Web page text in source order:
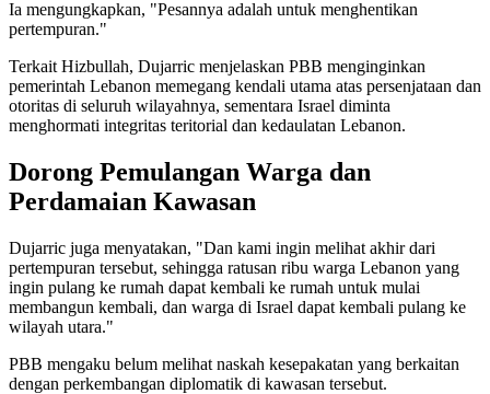
Ia mengungkapkan, "Pesannya adalah untuk menghentikan
pertempuran."
Terkait Hizbullah, Dujarric menjelaskan PBB menginginkan
pemerintah Lebanon memegang kendali utama atas persenjataan dan
otoritas di seluruh wilayahnya, sementara Israel diminta
menghormati integritas teritorial dan kedaulatan Lebanon.
Dorong Pemulangan Warga dan
Perdamaian Kawasan
Dujarric juga menyatakan, "Dan kami ingin melihat akhir dari
pertempuran tersebut, sehingga ratusan ribu warga Lebanon yang
ingin pulang ke rumah dapat kembali ke rumah untuk mulai
membangun kembali, dan warga di Israel dapat kembali pulang ke
wilayah utara."
PBB mengaku belum melihat naskah kesepakatan yang berkaitan
dengan perkembangan diplomatik di kawasan tersebut.